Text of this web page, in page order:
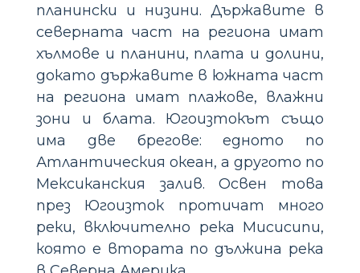
планински и низини. Държавите в
северната част на региона имат
хълмове и планини, плата и долини,
докато държавите в южната част
на региона имат плажове, влажни
зони и блата. Югоизтокът също
има две брегове: едното по
Атлантическия океан, а другото по
Мексиканския залив. Освен това
през Югоизток протичат много
реки, включително река Мисисипи,
която е втората по дължина река